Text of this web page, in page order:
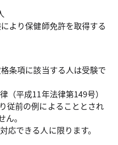
より保健師免許を取得する
条項に該当する人は受験で
平成11年法律第149号）
従前の例によることとされ
。
できる人に限ります。